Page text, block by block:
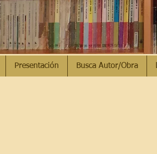
Presentación Busca Autor/Obra